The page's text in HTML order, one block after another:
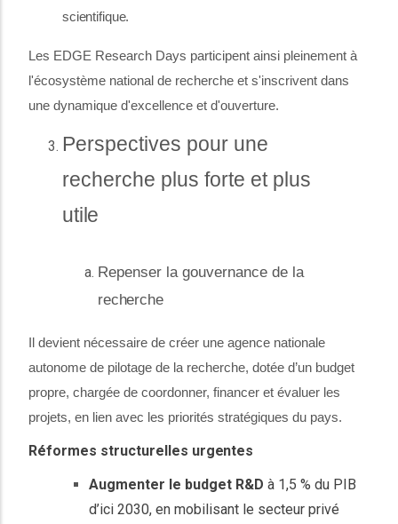
scientifique.
Les EDGE Research Days participent ainsi pleinement à
l'écosystème national de recherche et s'inscrivent dans
une dynamique d'excellence et d'ouverture.
Perspectives pour une
recherche plus forte et plus
utile
Repenser la gouvernance de la
recherche
Il devient nécessaire de créer une agence nationale
autonome de pilotage de la recherche, dotée d’un budget
propre, chargée de coordonner, financer et évaluer les
projets, en lien avec les priorités stratégiques du pays.
Réformes structurelles urgentes
Augmenter le budget R&D à 1,5 % du PIB
d’ici 2030, en mobilisant le secteur privé